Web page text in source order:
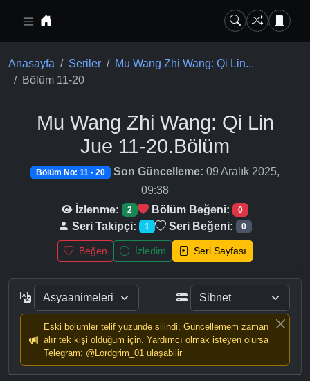
Anasayfa Seriler
Mu Wang Zhi Wang: Qi Lin...
Bölüm 11-20
Mu Wang Zhi Wang: Qi Lin
Jue 11-20.Bölüm
Bölüm No: 11 - 20 Son Güncelleme: 09 Aralık 2025,
09:38
İzlenme:
2 Bölüm Beğeni: 0
Seri Takipçi: 1 Seri Beğeni: 0
Beğen İzledim Seri Sayfası
Eski bölümler telif yüzünde silindi, Güncellemem zaman
alır tek kişi olduğum için. Yardımcı olmak isteyen olursa
Telegram: @Lordgrim_01 ulaşabilir